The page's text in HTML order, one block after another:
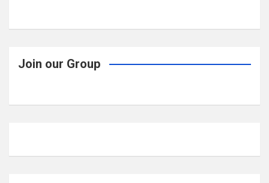
Join our Group